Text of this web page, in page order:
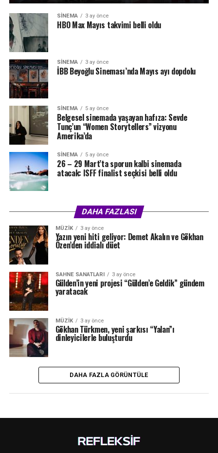
SINEMA 3 ay önce
HBO Max Mayıs takvimi belli oldu
SINEMA 3 ay önce
İBB Beyoğlu Sineması’nda Mayıs ayı dopdolu
SINEMA 5 ay önce
Belgesel sinemada yaşayan hafıza: Sevde
Tunç’un “Women Storytellers” vizyonu
Amerika’da
SINEMA 5 ay önce
26 – 29 Mart’ta sporun kalbi sinemada
atacak: ISFF finalist seçkisi belli oldu
DAHA FAZLASI
MÜZIK 3 ay önce
Yazın yeni hiti geliyor: Demet Akalın ve Gökhan
Özen’den iddialı düet
SAHNE SANATLARI 3 ay önce
Gülden’in yeni projesi “Gülden’e Geldik” gündem
yaratacak
MÜZIK 3 ay önce
Gökhan Türkmen, yeni şarkısı “Yalan”ı
dinleyicilerle buluşturdu
DAHA FAZLA GÖRÜNTÜLE